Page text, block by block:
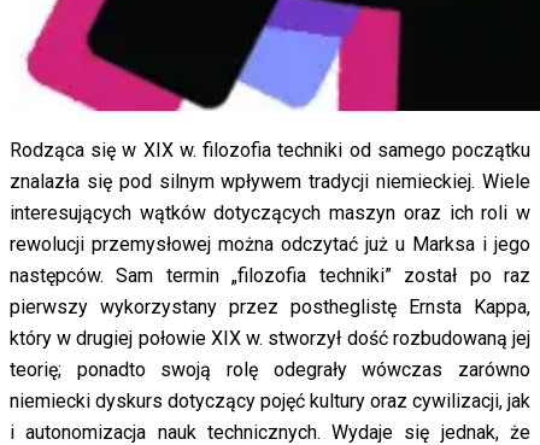
Rodząca się w XIX w. filozofia techniki od samego początku
znalazła się pod silnym wpływem tradycji niemieckiej. Wiele
interesujących wątków dotyczących maszyn oraz ich roli w
rewolucji przemysłowej można odczytać już u Marksa i jego
następców. Sam termin „filozofia techniki” został po raz
pierwszy wykorzystany przez postheglistę Ernsta Kappa,
który w drugiej połowie XIX w. stworzył dość rozbudowaną jej
teorię; ponadto swoją rolę odegrały wówczas zarówno
niemiecki dyskurs dotyczący pojęć kultury oraz cywilizacji, jak
i autonomizacja nauk technicznych. Wydaje się jednak, że